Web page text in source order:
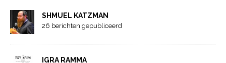
SHMUEL KATZMAN
26 berichten gepubliceerd
IGRA RAMMA